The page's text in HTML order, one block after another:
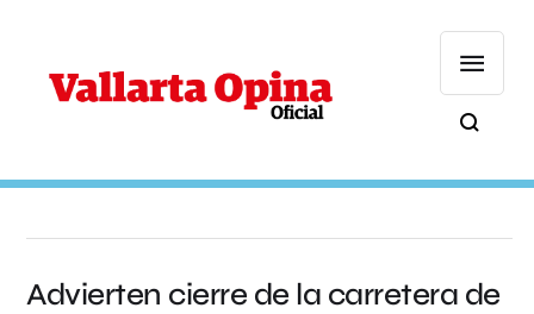
Advierten cierre de la carretera de